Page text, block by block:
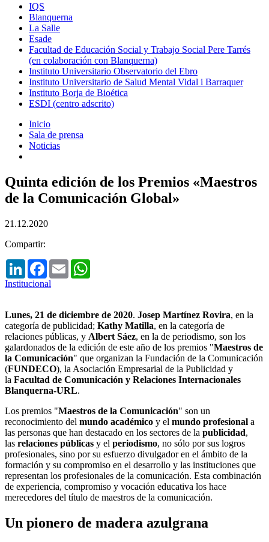
IQS
Blanquerna
La Salle
Esade
Facultad de Educación Social y Trabajo Social Pere Tarrés
(en colaboración con Blanquerna)
Instituto Universitario Observatorio del Ebro
Instituto Universitario de Salud Mental Vidal i Barraquer
Instituto Borja de Bioética
ESDI (centro adscrito)
Inicio
Sala de prensa
Noticias
Quinta edición de los Premios «Maestros
de la Comunicación Global»
21.12.2020
Compartir:
LinkedInFacebook
Email
Institucional
Lunes, 21 de diciembre de 2020. Josep Martínez Rovira, en la
categoría de publicidad; Kathy Matilla, en la categoría de
relaciones públicas, y Albert Sáez, en la de periodismo, son los
galardonados de la edición de este año de los premios "Maestros de
la Comunicación" que organizan la Fundación de la Comunicación
(FUNDECO), la Asociación Empresarial de la Publicidad y
la Facultad de Comunicación y Relaciones Internacionales
Blanquerna-URL.
Los premios "Maestros de la Comunicación" son un
reconocimiento del mundo académico y el mundo profesional a
las personas que han destacado en los sectores de la publicidad,
las relaciones públicas y el periodismo, no sólo por sus logros
profesionales, sino por su esfuerzo divulgador en el ámbito de la
formación y su compromiso en el desarrollo y las instituciones que
representan los profesionales de la comunicación. Esta combinación
de experiencia, compromiso y vocación educativa los hace
merecedores del título de maestros de la comunicación.
Un pionero de madera azulgrana